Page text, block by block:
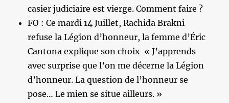
casier judiciaire est vierge. Comment faire ?
FO : Ce mardi 14 Juillet, Rachida Brakni
refuse la Légion d’honneur, la femme d’Éric
Cantona explique son choix « J’apprends
avec surprise que l’on me décerne la Légion
d’honneur. La question de l’honneur se
pose… Le mien se situe ailleurs. »